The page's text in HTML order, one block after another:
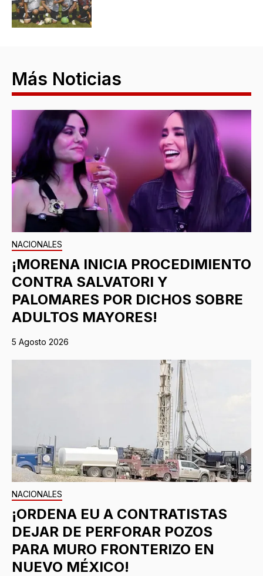
Más Noticias
NACIONALES
¡MORENA INICIA PROCEDIMIENTO
CONTRA SALVATORI Y
PALOMARES POR DICHOS SOBRE
ADULTOS MAYORES!
5 Agosto 2026
NACIONALES
¡ORDENA EU A CONTRATISTAS
DEJAR DE PERFORAR POZOS
PARA MURO FRONTERIZO EN
NUEVO MÉXICO!